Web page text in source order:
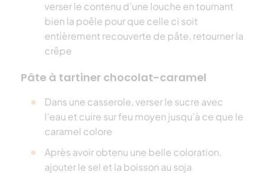
verser le contenu d’une louche en tournant
bien la poêle pour que celle ci soit
entièrement recouverte de pâte, retourner la
crêpe
Pâte à tartiner chocolat-caramel
Dans une casserole, verser le sucre avec
l’eau et cuire sur feu moyen jusqu’à ce que le
caramel colore
Après avoir obtenu une belle coloration,
ajouter le sel et la boisson au soja